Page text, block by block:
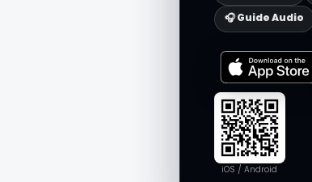
🎧 Guide Audio
iOS / Android